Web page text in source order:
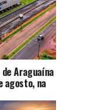
de Araguaína
agosto, na